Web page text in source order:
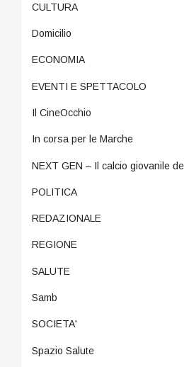
CULTURA
Domicilio
ECONOMIA
EVENTI E SPETTACOLO
Il CineOcchio
In corsa per le Marche
NEXT GEN – Il calcio giovanile
POLITICA
REDAZIONALE
REGIONE
SALUTE
Samb
SOCIETA'
Spazio Salute